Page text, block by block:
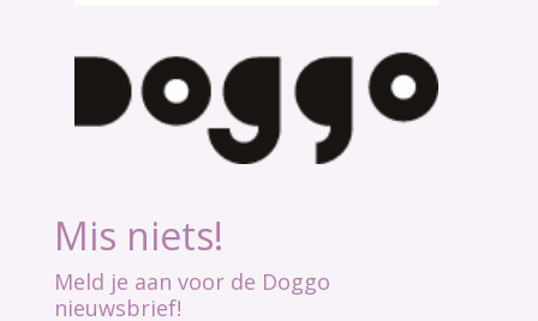
Mis niets!
Meld je aan voor de Doggo
nieuwsbrief!